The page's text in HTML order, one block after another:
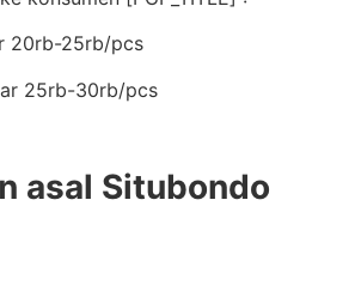
20rb-25rb/pcs
25rb-30rb/pcs
asal Situbondo